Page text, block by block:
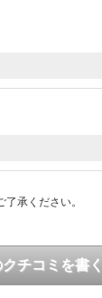
承ください。
チコミを書く